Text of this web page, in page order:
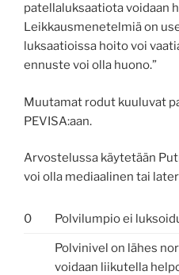
patellaluksaatiota voidaan
Leikkausmenetelmiä on
luksaatioissa hoito voi
ennuste voi olla huono.”
Muutamat rodut kuuluvat
PEVISA:aan.
Arvostelussa käytetään
voi olla mediaalinen tai
0 Polvilumpio ei
Polvinivel on lähes
voidaan liikutella